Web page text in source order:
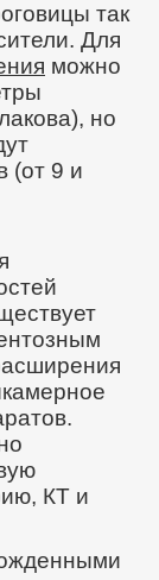
так
Для
можно
но
(от 9 и
КТ и